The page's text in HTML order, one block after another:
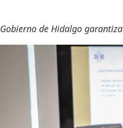
Gobierno de Hidalgo